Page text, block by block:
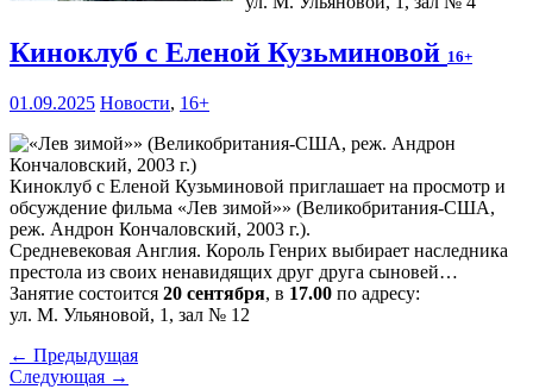
Киноклуб с Еленой Кузьминовой 16+
01.09.2025 Новости, 16+
Киноклуб с Еленой Кузьминовой приглашает на просмотр и
обсуждение фильма «Лев зимой»» (Великобритания-США,
реж. Андрон Кончаловский, 2003 г.).
Средневековая Англия. Король Генрих выбирает наследника
престола из своих ненавидящих друг друга сыновей…
Занятие состоится 20 сентября, в 17.00 по адресу:
ул. М. Ульяновой, 1, зал № 12
← Предыдущая
Следующая →